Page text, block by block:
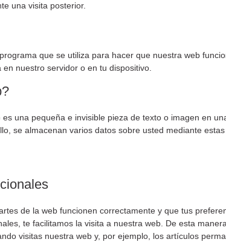
una visita posterior.
que se utiliza para hacer que nuestra web
nuestro servidor o en tu dispositivo.
una pequeña e invisible pieza de texto o imagen en
se almacenan varios datos sobre usted mediante
de la web funcionen correctamente y que tus
te facilitamos la visita a nuestra web. De esta
visitas nuestra web y, por ejemplo, los artículos